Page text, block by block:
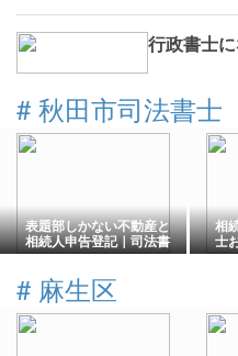
行政書士
# 秋田市司法書士
表題部しかない不動産と
相続人申告登記｜司法書
士おぎわら相続登記事務
相
士
所
# 麻生区